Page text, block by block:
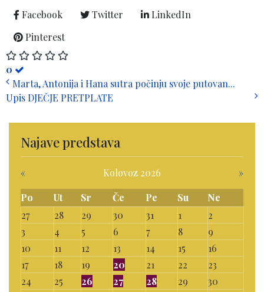
Facebook Twitter
LinkedIn
Pinterest
0
Marta, Antonija i Hana sutra počinju svoje putovan...
Upis DJEČJE PRETPLATE
Najave predstava
« Kolovoz 2026
»
Po
Ut Sr Če Pe Su
Ne
27
28 29 30 31 1
2
3
4 5 6 7 8
9
10
11 12 13 14 15
16
17
18 19 20 21 22
23
24
25 26 27 28 29
30